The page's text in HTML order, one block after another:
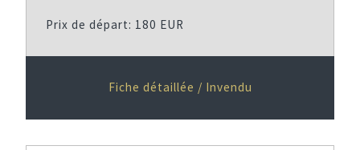
Prix de départ: 180 EUR
Fiche détaillée / Invendu